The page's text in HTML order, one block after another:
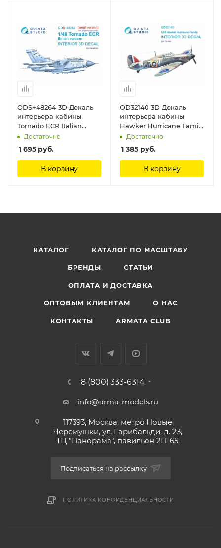
QDS+48264 3D Декаль
интерьера кабины
Tornado ECR Italian
(Revell) (малая версия) (с
3D-печатными
деталями) Quinta Studio
Достаточно
1 695 руб.
В корзину
QD32140 3D Декаль
интерьера кабины
Hawker Hurricane Family
(Fly) Quinta Studio
Достаточно
1 385 руб.
В корзину
КАТАЛОГ КАТАЛОГ ПО МАСШТАБУ
БРЕНДЫ СТАТЬИ
ОПЛАТА И ДОСТАВКА
ОПТОВЫМ КЛИЕНТАМ О НАС
КОНТАКТЫ ARMATA CLUB
8 (800) 333-6314
info@arma-models.ru
117393, Москва, метро Новые
Черемушки, ул. Гарибальди, д. 23,
ТЦ "Панорама", павильон 2П-65.
Подписаться на рассылку
ПОЛИТИКА КОНФИДЕНЦИАЛЬНОСТИ